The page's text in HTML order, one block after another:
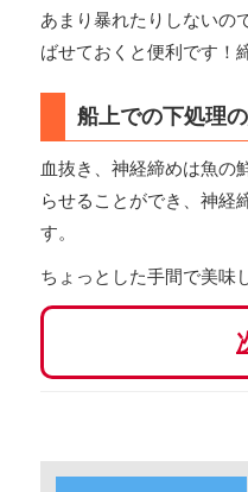
あまり暴れたりしないの
ばせておくと便利です！
船上での下処理
血抜き、神経締めは魚の
らせることができ、神経
す。
ちょっとした手間で美味